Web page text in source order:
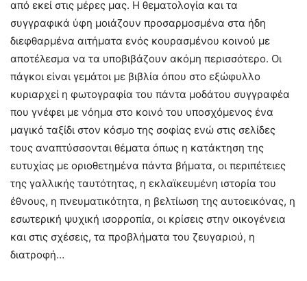
από εκεί στις μέρες μας. Η θεματολογία και τα
συγγραφικά ύφη μοιάζουν προσαρμοσμένα στα ήδη
διεφθαρμένα αιτήματα ενός κουρασμένου κοινού με
αποτέλεσμα να τα υποβιβάζουν ακόμη περισσότερο. Οι
πάγκοι είναι γεμάτοι με βιβλία όπου στο εξώφυλλο
κυριαρχεί η φωτογραφία του πάντα μοδάτου συγγραφέα
που γνέφει με νόημα στο κοινό του υποσχόμενος ένα
μαγικό ταξίδι στον κόσμο της σοφίας ενώ στις σελίδες
τους αναπτύσσονται θέματα όπως η κατάκτηση της
ευτυχίας με οριοθετημένα πάντα βήματα, οι περιπέτειες
της γαλλικής ταυτότητας, η εκλαϊκευμένη ιστορία του
έθνους, η πνευματικότητα, η βελτίωση της αυτοεικόνας, η
εσωτερική ψυχική ισορροπία, οι κρίσεις στην οικογένεια
και στις σχέσεις, τα προβλήματα του ζευγαριού, η
διατροφή…